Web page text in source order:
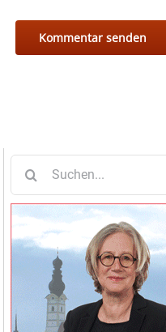
nach: